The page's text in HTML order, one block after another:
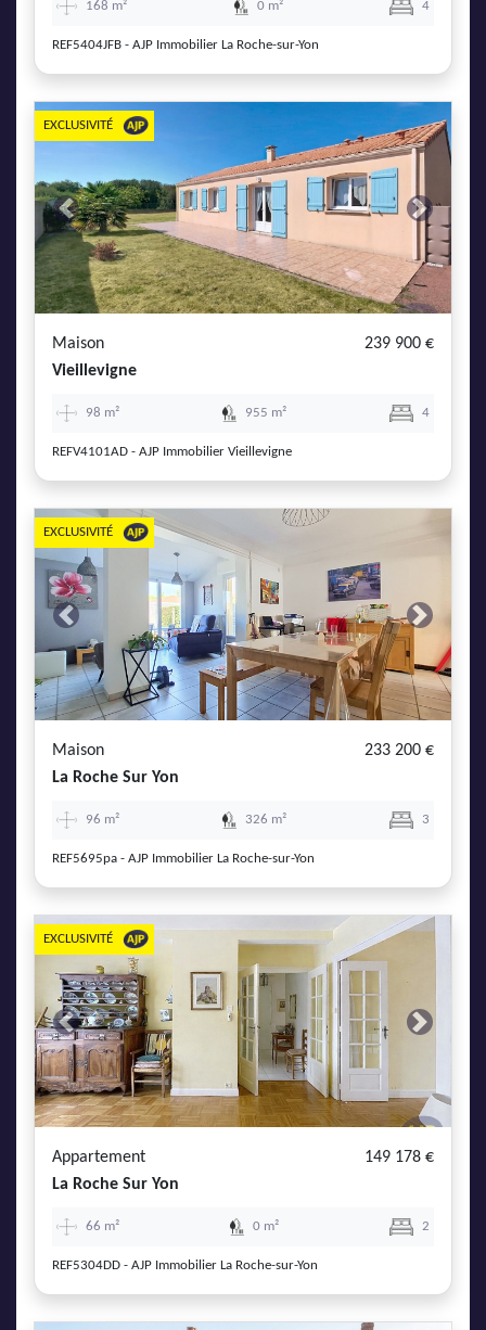
168 m² 0 m² 4
REF5404JFB - AJP Immobilier La Roche-sur-Yon
Previous Next
EXCLUSIVITÉ
Maison
239 900 €
Vieillevigne
98 m² 955 m² 4
REFV4101AD - AJP Immobilier Vieillevigne
Previous Next
EXCLUSIVITÉ
Maison
233 200 €
La Roche Sur Yon
96 m² 326 m² 3
REF5695pa - AJP Immobilier La Roche-sur-Yon
Previous Next
EXCLUSIVITÉ
Appartement
149 178 €
La Roche Sur Yon
66 m² 0 m² 2
REF5304DD - AJP Immobilier La Roche-sur-Yon